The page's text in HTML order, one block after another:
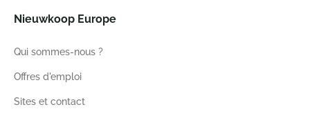
Nieuwkoop Europe
Qui sommes-nous ?
Offres d'emploi
Sites et contact